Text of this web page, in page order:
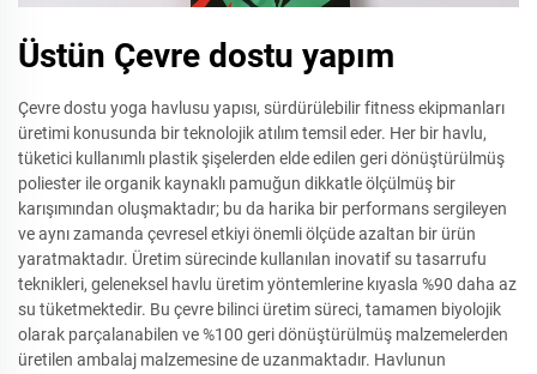
Üstün Çevre dostu yapım
Çevre dostu yoga havlusu yapısı, sürdürülebilir fitness ekipmanları
üretimi konusunda bir teknolojik atılım temsil eder. Her bir havlu,
tüketici kullanımlı plastik şişelerden elde edilen geri dönüştürülmüş
poliester ile organik kaynaklı pamuğun dikkatle ölçülmüş bir
karışımından oluşmaktadır; bu da harika bir performans sergileyen
ve aynı zamanda çevresel etkiyi önemli ölçüde azaltan bir ürün
yaratmaktadır. Üretim sürecinde kullanılan inovatif su tasarrufu
teknikleri, geleneksel havlu üretim yöntemlerine kıyasla %90 daha az
su tüketmektedir. Bu çevre bilinci üretim süreci, tamamen biyolojik
olarak parçalanabilen ve %100 geri dönüştürülmüş malzemelerden
üretilen ambalaj malzemesine de uzanmaktadır. Havlunun